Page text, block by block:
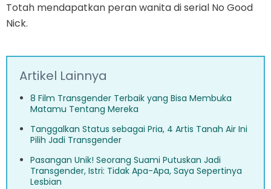
Totah mendapatkan peran wanita di serial No Good
Nick.
Artikel Lainnya
8 Film Transgender Terbaik yang Bisa Membuka
Matamu Tentang Mereka
Tanggalkan Status sebagai Pria, 4 Artis Tanah Air Ini
Pilih Jadi Transgender
Pasangan Unik! Seorang Suami Putuskan Jadi
Transgender, Istri: Tidak Apa-Apa, Saya Sepertinya
Lesbian